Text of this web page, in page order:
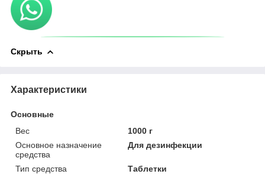
Скрыть
Характеристики
Основные
Вес
1000 г
Основное назначение
средства
Для дезинфекции
Тип средства
Таблетки